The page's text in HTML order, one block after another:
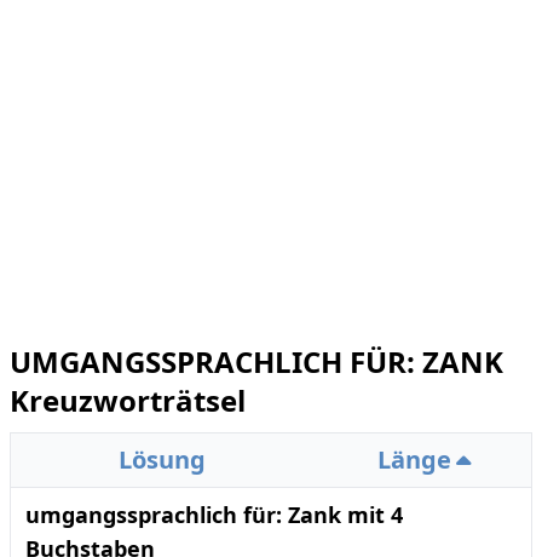
UMGANGSSPRACHLICH FÜR: ZANK
Kreuzworträtsel
Lösung Länge
umgangssprachlich für: Zank mit 4
Buchstaben